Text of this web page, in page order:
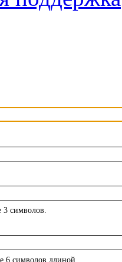
символов.
6 символов длиной.